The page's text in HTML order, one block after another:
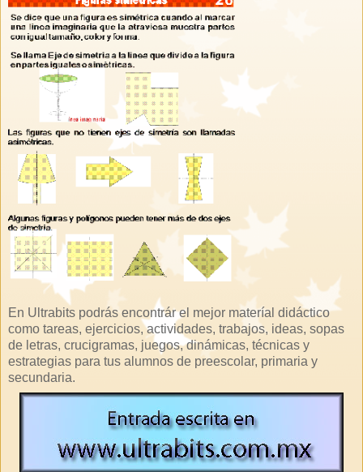
En Ultrabits podrás encontrár el mejor materíal didáctico
como tareas, ejercicios, actividades, trabajos, ideas, sopas
de letras, crucigramas, juegos, dinámicas, técnicas y
estrategias para tus alumnos de preescolar, primaria y
secundaria.